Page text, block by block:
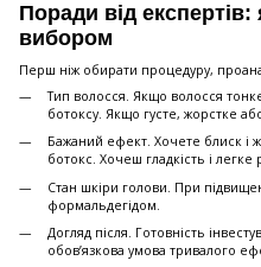
Поради від
вибором
Перш ніж обирати процедуру,
Тип волосся. Якщо волосся
ботоксу. Якщо густе, жорстке
Бажаний ефект. Хочете блиск і
ботокс. Хочеш гладкість і легке
Стан шкіри голови. При
формальдегідом.
Догляд після. Готовність
обов’язкова умова тривалого